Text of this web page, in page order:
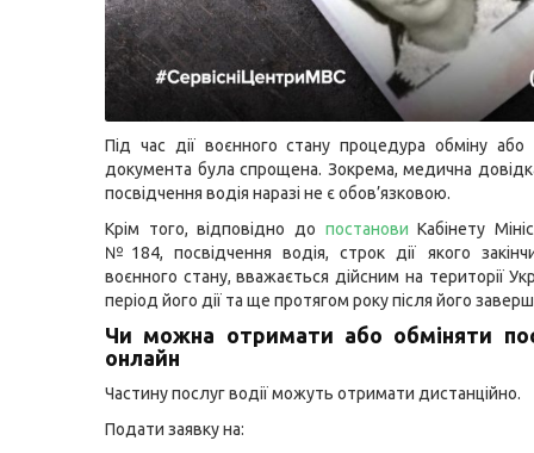
Під час дії воєнного стану процедура обміну або
документа була спрощена. Зокрема, медична
посвідчення водія наразі не є обов’язковою.
Крім того, відповідно до постанови Кабінету
№184, посвідчення водія, строк дії якого
воєнного стану, вважається дійсним на території
період його дії та ще протягом року після його
Чи можна отримати або обміняти
онлайн
Частину послуг водії можуть отримати дистанційно.
Подати заявку на: